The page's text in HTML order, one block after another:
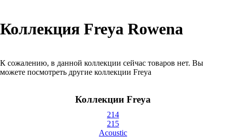
Коллекция Freya Rowena
К сожалению, в данной коллекции сейчас товаров нет. Вы
можете посмотреть другие коллекции Freya
Коллекции Freya
214
215
Acoustic